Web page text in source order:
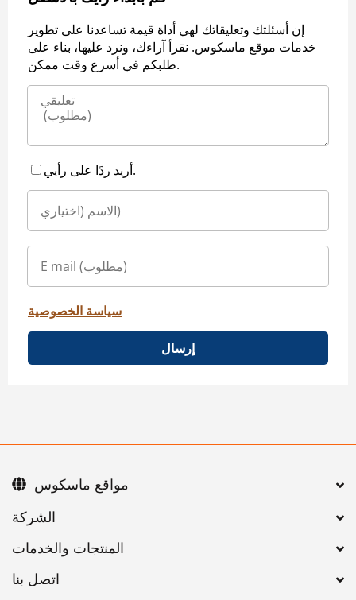
إن أسئلتك وتعليقاتك لهي أداة قيمة تساعدنا على تطوير
خدمات موقع ماسكوس. نقرأ آراءك، ونرد عليها، بناء على
طلبكم في أسرع وقت ممكن.
أريد ردًا على رأيي.
سياسة الخصوصية
إرسال
اتصل بنا
مواقع ماسكوس